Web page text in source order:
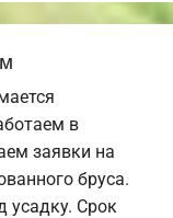
в
заявки на
бруса.
усадку. Срок